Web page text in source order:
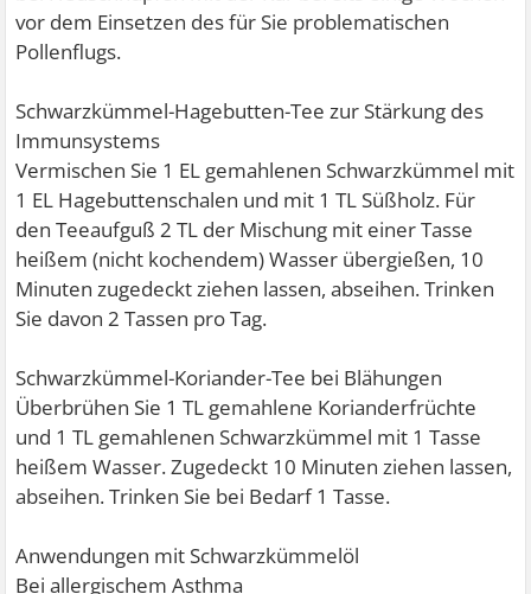
vor dem Einsetzen des für Sie problematischen
Pollenflugs.
Schwarzkümmel-Hagebutten-Tee zur Stärkung des
Immunsystems
Vermischen Sie 1 EL gemahlenen Schwarzkümmel mit
1 EL Hagebuttenschalen und mit 1 TL Süßholz. Für
den Teeaufguß 2 TL der Mischung mit einer Tasse
heißem (nicht kochendem) Wasser übergießen, 10
Minuten zugedeckt ziehen lassen, abseihen. Trinken
Sie davon 2 Tassen pro Tag.
Schwarzkümmel-Koriander-Tee bei Blähungen
Überbrühen Sie 1 TL gemahlene Korianderfrüchte
und 1 TL gemahlenen Schwarzkümmel mit 1 Tasse
heißem Wasser. Zugedeckt 10 Minuten ziehen lassen,
abseihen. Trinken Sie bei Bedarf 1 Tasse.
Anwendungen mit Schwarzkümmelöl
Bei allergischem Asthma